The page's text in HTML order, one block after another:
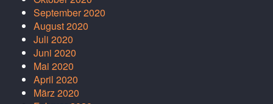
September 2020
August 2020
Juli 2020
Juni 2020
Mai 2020
April 2020
März 2020